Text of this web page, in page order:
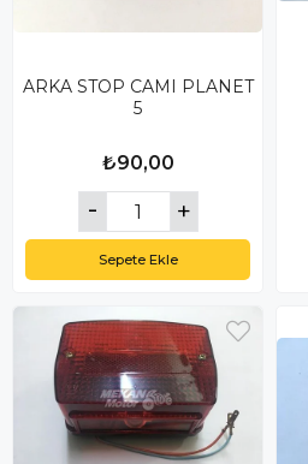
ARKA STOP CAMI PLANET
5
₺90,00
Sepete Ekle